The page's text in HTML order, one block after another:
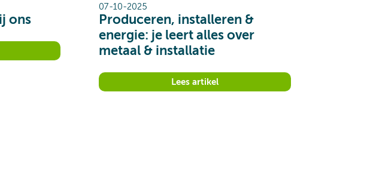
ons
07-10-2025
Produceren, installeren &
energie: je leert alles over
metaal & installatie
Lees artikel